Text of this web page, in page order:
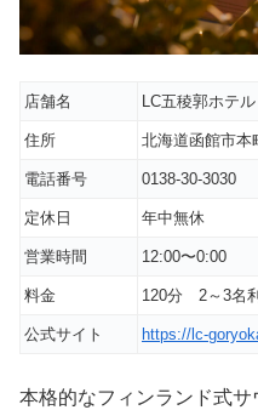
店舗名 LC五稜郭ホテル
住所 北海道函館市本
電話番号 0138-30-3030
定休日 年中無休
営業時間 12:00〜0:00
料金 120分 2～3名
公式サイト https://lc-
本格的なフィンランド式